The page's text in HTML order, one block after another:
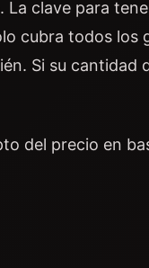
La clave para
cubra todos los
Si su cantidad
del precio en